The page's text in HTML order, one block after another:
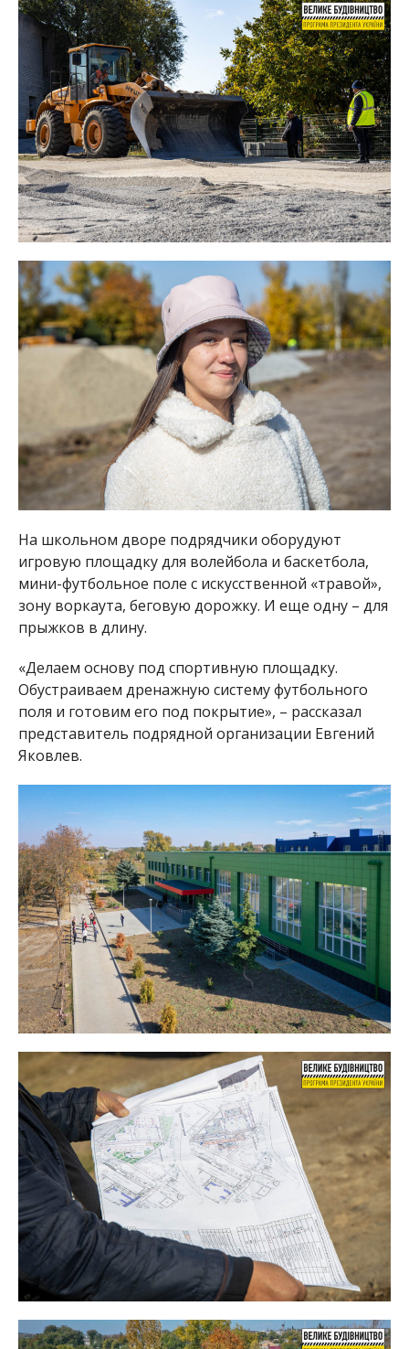
На школьном дворе подрядчики оборудуют
игровую площадку для волейбола и баскетбола,
мини-футбольное поле с искусственной «травой»,
зону воркаута, беговую дорожку. И еще одну – для
прыжков в длину.
«Делаем основу под спортивную площадку.
Обустраиваем дренажную систему футбольного
поля и готовим его под покрытие», – рассказал
представитель подрядной организации Евгений
Яковлев.